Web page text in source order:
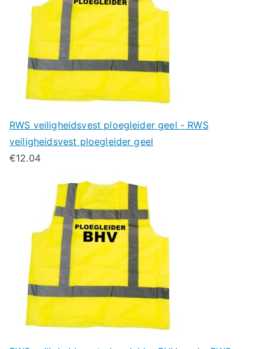
RWS veiligheidsvest ploegleider geel - RWS
veiligheidsvest ploegleider geel
€12.04